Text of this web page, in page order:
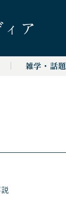
ア
雑学・話題